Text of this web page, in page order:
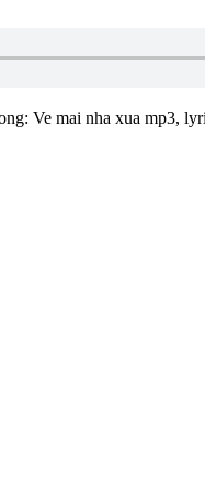
Ve mai nha xua mp3,